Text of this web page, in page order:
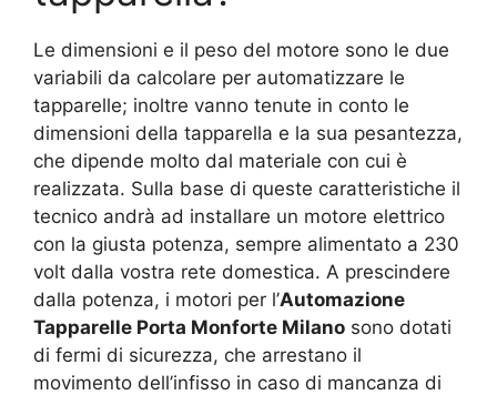
Le dimensioni e il peso del motore sono le due
variabili da calcolare per automatizzare le
tapparelle; inoltre vanno tenute in conto le
dimensioni della tapparella e la sua pesantezza,
che dipende molto dal materiale con cui è
realizzata. Sulla base di queste caratteristiche il
tecnico andrà ad installare un motore elettrico
con la giusta potenza, sempre alimentato a 230
volt dalla vostra rete domestica. A prescindere
dalla potenza, i motori per l’Automazione
Tapparelle Porta Monforte Milano sono dotati
di fermi di sicurezza, che arrestano il
movimento dell’infisso in caso di mancanza di